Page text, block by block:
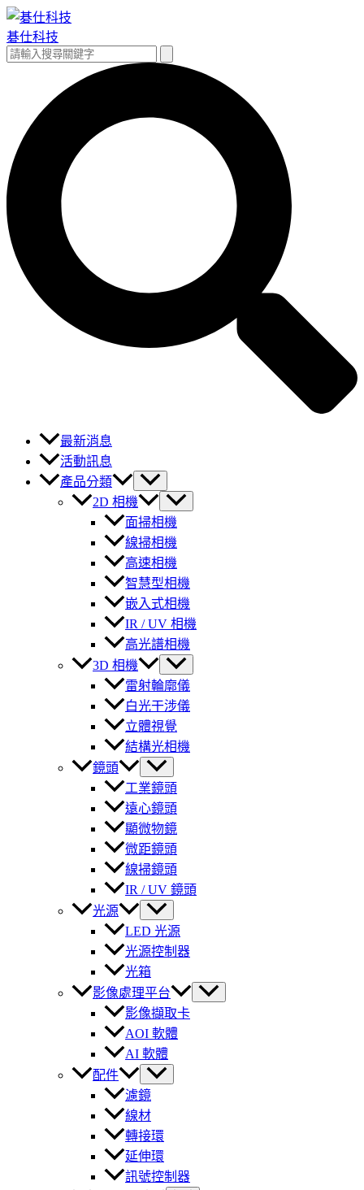
跳
至
主
碁仕科技
搜
最新消息
活動訊息
產品分類
2D 相機
面掃相機
線掃相機
高速相機
智慧型相機
嵌入式相機
IR / UV 相機
高光譜相機
3D 相機
雷射輪廓儀
白光干涉儀
立體視覺
結構光相機
鏡頭
工業鏡頭
遠心鏡頭
顯微物鏡
微距鏡頭
線掃鏡頭
IR / UV 鏡頭
光源
LED 光源
光源控制器
光箱
影像處理平台
影像擷取卡
AOI 軟體
AI 軟體
配件
濾鏡
線材
轉接環
延伸環
訊號控制器